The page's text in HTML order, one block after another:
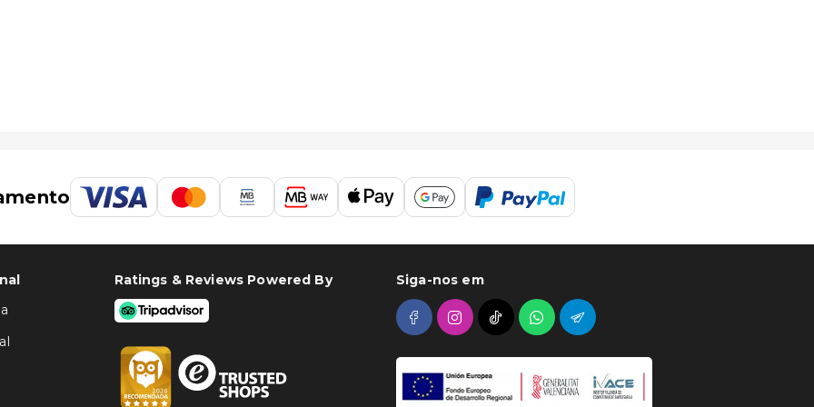
Hotel & Apartments é o Aeroporto de Melbourne
Ratings & Reviews Powered By Siga-nos em